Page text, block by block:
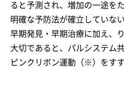
ると予測され、増加の一途を
明確な予防法が確立していな
早期発見・早期治療に加え、
大切であると、パルシステム
ピンクリボン運動（※）をす